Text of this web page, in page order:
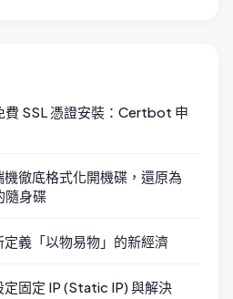
SSL 憑證安裝：Certbot 申
徹底格式化開機碟，還原為
隨身碟
義「以物易物」的新經濟
固定 IP (Static IP) 與解決